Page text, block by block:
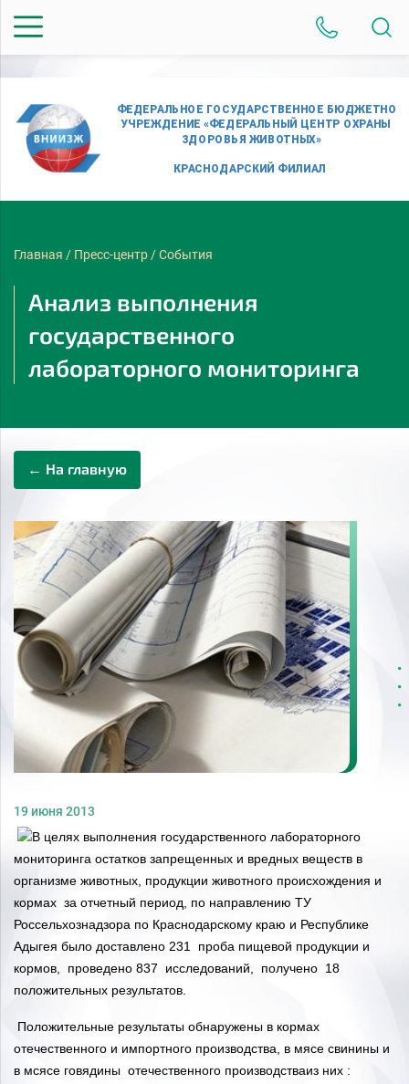
Главная / Пресс-центр /События
Анализ выполнения
государственного
лабораторного мониторинга
← На главную
19 июня 2013
В целях выполнения государственного лабораторного
мониторинга остатков запрещенных и вредных веществ в
организме животных, продукции животного происхождения и
кормах за отчетный период, по направлению ТУ
Россельхознадзора по Краснодарскому краю и Республике
Адыгея было доставлено 231 проба пищевой продукции и
кормов, проведено 837 исследований, получено 18
положительных результатов.
Положительные результаты обнаружены в кормах
отечественного и импортного производства, в мясе свинины и
в мсясе говядины отечественного производстваиз них :